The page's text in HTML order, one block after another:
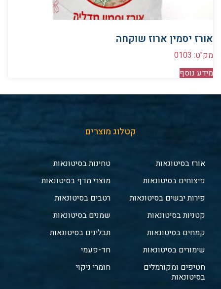
אורז יסמין ארוז שוקחה
מק"ט: 0103
מידע נוסף
קטלוג מוצרים
אורז בסיטונאות
פיצוחים בסיטונאות
פירות יבשים בסיטונאות
קטניות בסיטונאות
קמחים בסיטונאות
שימורים בסיטונאות
חטיפים ומקורמלים
בסיטונאות
טחינות בסיטונאות
מוצרי מדף בסיטונאות
רטבים בסיטונאות
שמנים בסיטונאות
תבלינים בסיטונאות
חד-פעמי
חומרי ניקוי